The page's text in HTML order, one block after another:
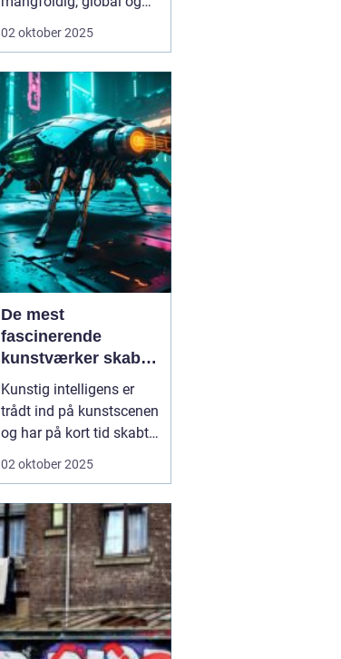
konstant i bevægelse.
defineret af enkelte
epoker eller stilarter, er
nutidens kunstscene
kendetegnet ved en
mosaik af udtryk, medier
og budskabe...
02 oktober 2025
De mest
fascinerende
kunstværker skabt
med kunstig
intelligens
Kunstig intelligens er
trådt ind på kunstscenen
og har på kort tid skabt
en bølge af fascination
med menneskelig
intuition og følelser, viser
AI, at maskiner også kan
s...
02 oktober 2025